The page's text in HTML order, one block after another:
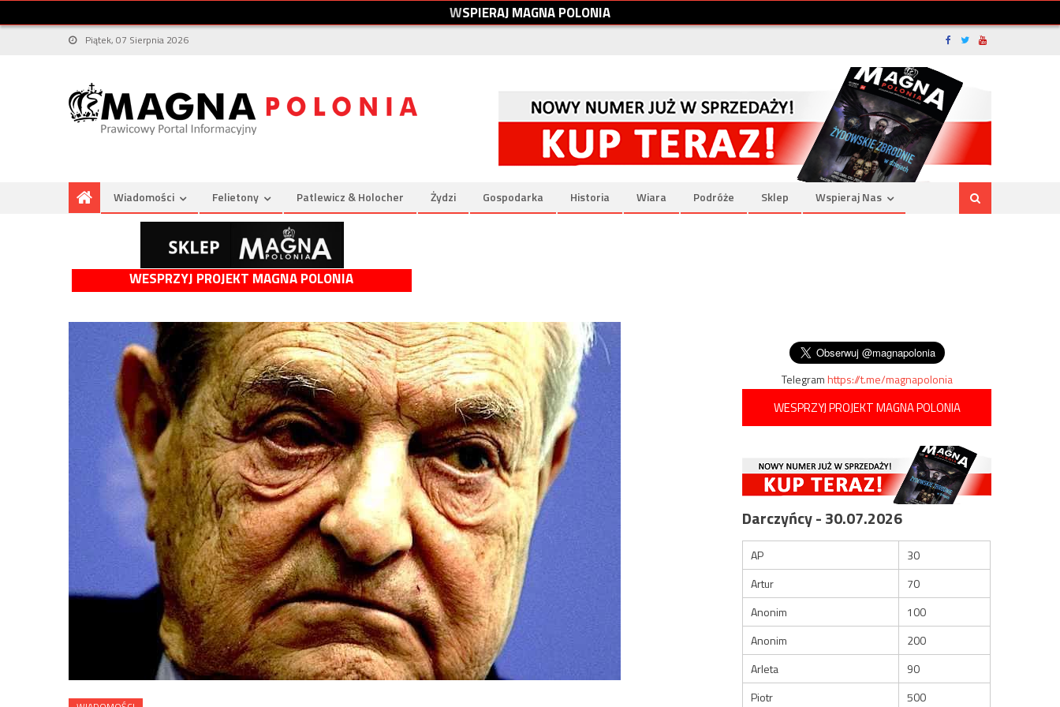
WSPIERAJMAGNAPOLONIA
Piątek, 07 Sierpnia 2026
Wiadomości Felietony Patlewicz & Holocher Żydzi Gospodarka Historia Wiara Podróże Sklep Wspieraj Nas
WESPRZYJ PROJEKT MAGNA POLONIA
Telegramhttps://t.me/magnapolonia
WESPRZYJ PROJEKT MAGNA POLONIA
Darczyńcy - 30.07.2026
AP
30
Artur
70
Anonim
100
Anonim
200
Arleta
90
Piotr
500